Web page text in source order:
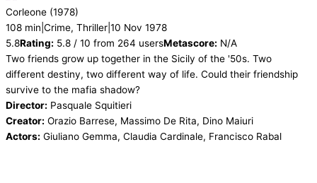
Film
adet
Corleone (1978)
108 min Crime, Thriller 10 Nov 1978
5.8Rating: 5.8 / 10 from 264 usersMetascore: N/A
Two friends grow up together in the Sicily of the '50s. Two
different destiny, two different way of life. Could their friendship
survive to the mafia shadow?
Director: Pasquale Squitieri
Creator: Orazio Barrese, Massimo De Rita, Dino Maiuri
Actors: Giuliano Gemma, Claudia Cardinale, Francisco Rabal